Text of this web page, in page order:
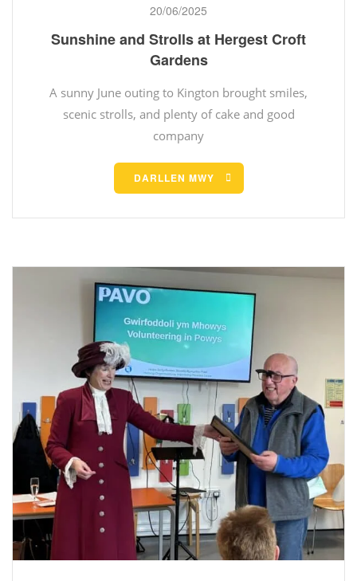
20/06/2025
Sunshine and Strolls at Hergest Croft
Gardens
A sunny June outing to Kington brought smiles,
scenic strolls, and plenty of cake and good
company
DARLLEN MWY